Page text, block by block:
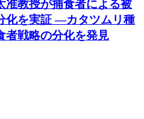
准教授が捕食者による被
化を実証 ―カタツムリ種
者戦略の分化を発見